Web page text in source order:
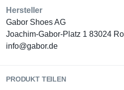
Hersteller
Gabor Shoes AG
Joachim-Gabor-Platz 1 83024
info@gabor.de
PRODUKT TEILEN